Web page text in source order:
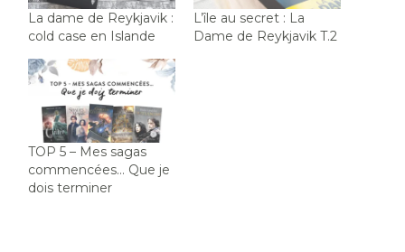
La dame de Reykjavik :
cold case en Islande
L’île au secret : La
Dame de Reykjavik T.2
TOP 5 – Mes sagas
commencées… Que je
dois terminer